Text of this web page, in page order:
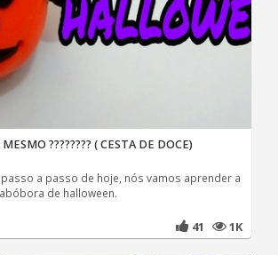
???????? ( CESTA DE DOCE)
a passo de hoje, nós vamos aprender a
de halloween.
41 1K